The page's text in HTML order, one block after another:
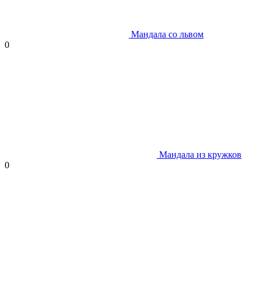
Мандала со львом
0
Мандала из кружков
0